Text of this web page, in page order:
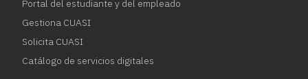
Portal del estudiante y del empleado
Gestiona CUASI
Solicita CUASI
Catálogo de servicios digitales